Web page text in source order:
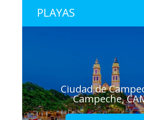
PLAYAS
Ciudad de
Campeche,